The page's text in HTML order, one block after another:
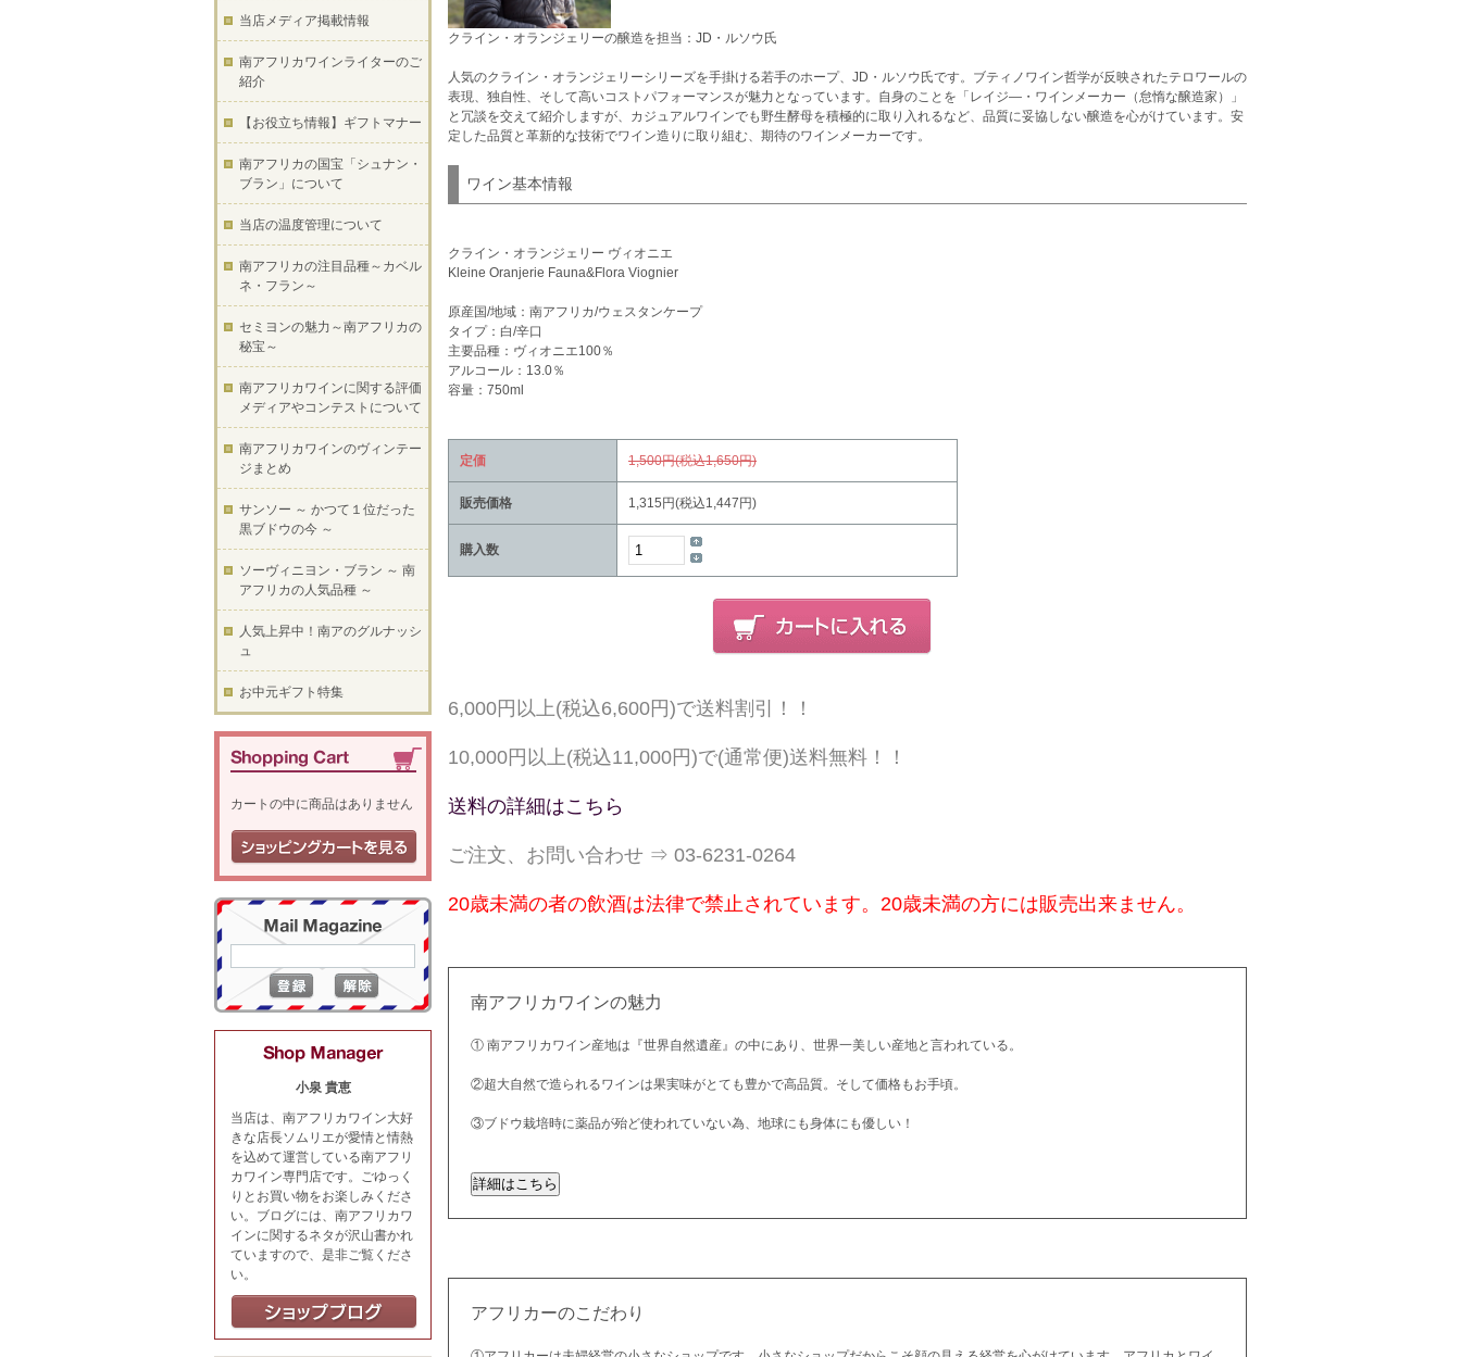
クライン・オランジェリーの醸造を担当：JD・ルソウ氏
人気のクライン・オランジェリーシリーズを手掛ける若手のホープ、JD・ルソウ氏です。ブティノワイン哲学が反映されたテロワールの
表現、独自性、そして高いコストパフォーマンスが魅力となっています。自身のことを「レイジ―・ワインメーカー（怠惰な醸造家）」
と冗談を交えて紹介しますが、カジュアルワインでも野生酵母を積極的に取り入れるなど、品質に妥協しない醸造を心がけています。安
定した品質と革新的な技術でワイン造りに取り組む、期待のワインメーカーです。
ワイン基本情報
クライン・オランジェリー ヴィオニエ
Kleine Oranjerie Fauna&Flora Viognier
原産国/地域：南アフリカ/ウェスタンケープ
タイプ：白/辛口
主要品種：ヴィオニエ100％
アルコール：13.0％
容量：750ml
定価 1,500円(税込1,650円)
販売価格 1,315円(税込1,447円)
購入数
6,000円以上(税込6,600円)で送料割引！！
10,000円以上(税込11,000円)で(通常便)送料無料！！
送料の詳細はこちら
ご注文、お問い合わせ ⇒ 03-6231-0264
20歳未満の者の飲酒は法律で禁止されています。20歳未満の方には販売出来ません。
南アフリカワインの魅力
① 南アフリカワイン産地は『世界自然遺産』の中にあり、世界一美しい産地と言われている。
②超大自然で造られるワインは果実味がとても豊かで高品質。そして価格もお手頃。
③ブドウ栽培時に薬品が殆ど使われていない為、地球にも身体にも優しい！
アフリカーのこだわり
当店メディア掲載情報
南アフリカワインライターのご
紹介
【お役立ち情報】ギフトマナー
南アフリカの国宝「シュナン・
ブラン」について
当店の温度管理について
南アフリカの注目品種～カベル
ネ・フラン～
セミヨンの魅力～南アフリカの
秘宝～
南アフリカワインに関する評価
メディアやコンテストについて
南アフリカワインのヴィンテー
ジまとめ
サンソー ～ かつて１位だった
黒ブドウの今 ～
ソーヴィニヨン・ブラン ～ 南
アフリカの人気品種 ～
人気上昇中！南アのグルナッシ
ュ
お中元ギフト特集
カートの中に商品はありません
小泉 貴恵
当店は、南アフリカワイン大好
きな店長ソムリエが愛情と情熱
を込めて運営している南アフリ
カワイン専門店です。ごゆっく
りとお買い物をお楽しみくださ
い。ブログには、南アフリカワ
インに関するネタが沢山書かれ
ていますので、是非ご覧くださ
い。